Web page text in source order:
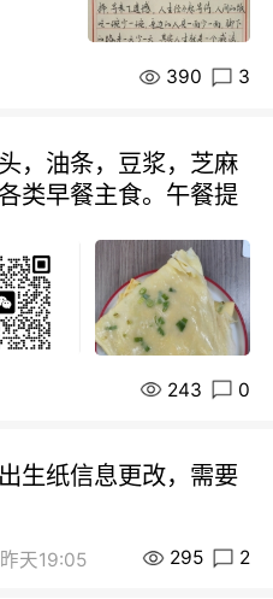
390 3
，油条，豆浆，芝麻
类早餐主食。午餐提
243 0
生纸信息更改，需要
昨天19:05 295 2